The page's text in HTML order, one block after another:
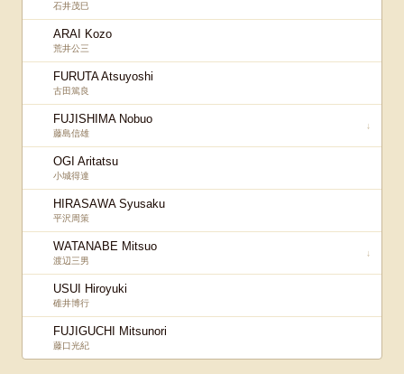
石井茂巳
ARAI Kozo
荒井公三
FURUTA Atsuyoshi
古田篤良
FUJISHIMA Nobuo
藤島信雄
↓
OGI Aritatsu
小城得達
HIRASAWA Syusaku
平沢周策
WATANABE Mitsuo
渡辺三男
↓
USUI Hiroyuki
碓井博行
FUJIGUCHI Mitsunori
藤口光紀